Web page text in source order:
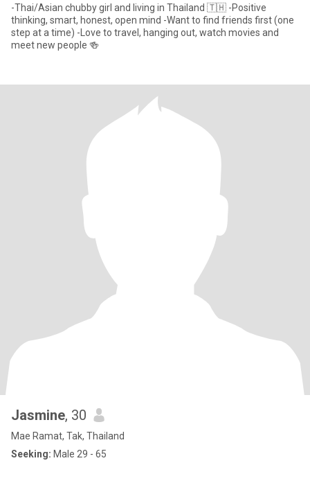
-Thai/Asian chubby girl and living in Thailand 🇹🇭 -Positive
thinking, smart, honest, open mind -Want to find friends first (one
step at a time) -Love to travel, hanging out, watch movies and
meet new people 🍻
Jasmine, 30
Mae Ramat, Tak, Thailand
Seeking: Male 29 - 65